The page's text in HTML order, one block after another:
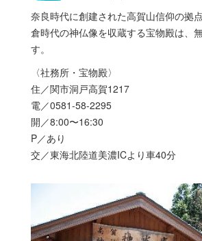
奈良時代に創建された高賀山信仰の拠
倉時代の神仏像を収蔵する宝物殿は、
す。
〈社務所・宝物殿〉
住／関市洞戸高賀1217
電／0581-58-2295
開／8:00〜16:30
P／あり
交／東海北陸道美濃ICより車40分